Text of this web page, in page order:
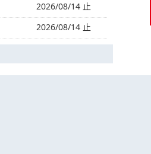
2026/08/14 止
2026/08/14 止